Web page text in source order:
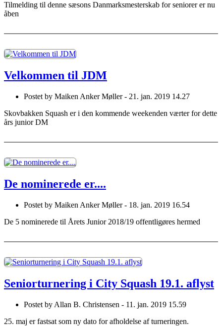
Tilmelding til denne sæsons Danmarksmesterskab for seniorer er nu
åben
Velkommen til JDM
Postet by Maiken Anker Møller - 21. jan. 2019 14.27
Skovbakken Squash er i den kommende weekenden værter for dette
års junior DM
De nominerede er....
Postet by Maiken Anker Møller - 18. jan. 2019 16.54
De 5 nominerede til Årets Junior 2018/19 offentligøres hermed
Seniorturnering i City Squash 19.1. aflyst
Postet by Allan B. Christensen - 11. jan. 2019 15.59
25. maj er fastsat som ny dato for afholdelse af turneringen.